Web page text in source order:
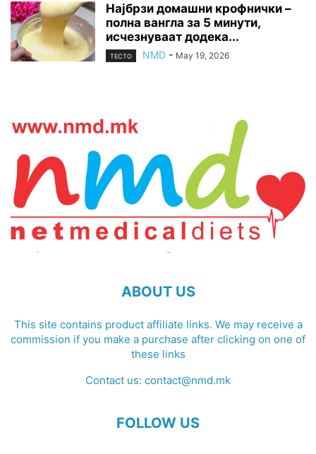
Најбрзи домашни крофнички –
полна вангла за 5 минути,
исчезнуваат додека...
ТЕСТО NMD - May 19, 2026
ABOUT US
This site contains product affiliate links. We may receive a
commission if you make a purchase after clicking on one of
these links
Contact us: contact@nmd.mk
FOLLOW US